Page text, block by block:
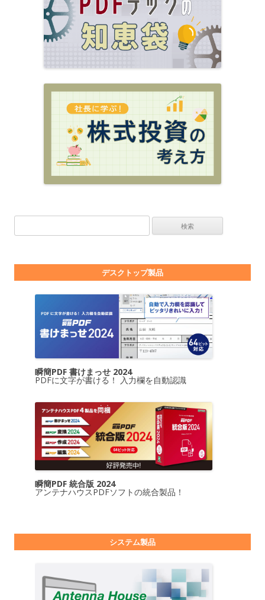
デスクトップ製品
瞬簡PDF 書けまっせ 2024
PDFに文字が書ける！ 入力欄を自動認識
瞬簡PDF 統合版 2024
アンテナハウスPDFソフトの統合製品！
システム製品